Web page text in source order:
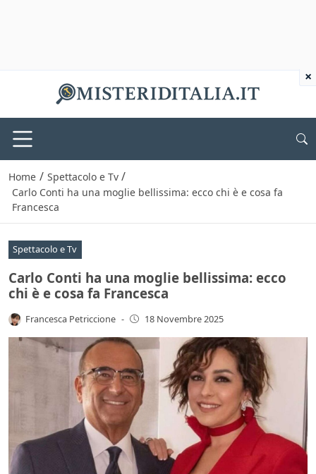
Home / Spettacolo e Tv /
Carlo Conti ha una moglie bellissima: ecco chi è e cosa fa
Francesca
Spettacolo e Tv
Carlo Conti ha una moglie bellissima: ecco
chi è e cosa fa Francesca
Francesca Petriccione - 18 Novembre 2025
×